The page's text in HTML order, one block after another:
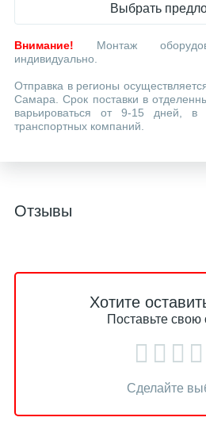
Выбрать
Внимание! Монтаж
индивидуально.
Отправка в регионы
Самара. Срок поставки в
варьироваться от 9-15 дней, в
транспортных компаний.
Отзывы
Хотите
Поставьте свою
Сделайте